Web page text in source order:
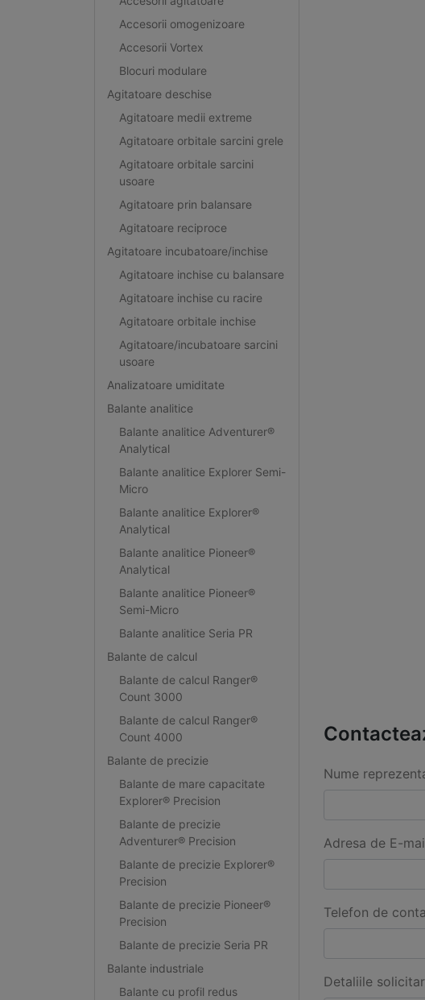
Accesorii omogenizoare
Accesorii Vortex
Blocuri modulare
Agitatoare deschise
Agitatoare medii extreme
Agitatoare orbitale sarcini grele
Agitatoare orbitale sarcini
usoare
Agitatoare prin balansare
Agitatoare reciproce
Agitatoare incubatoare/inchise
Agitatoare inchise cu balansare
Agitatoare inchise cu racire
Agitatoare orbitale inchise
Agitatoare/incubatoare sarcini
usoare
Analizatoare umiditate
Balante analitice
Balante analitice Adventurer®
Analytical
Balante analitice Explorer Semi-
Micro
Balante analitice Explorer®
Analytical
Balante analitice Pioneer®
Analytical
Balante analitice Pioneer®
Semi-Micro
Balante analitice Seria PR
Balante de calcul
Balante de calcul Ranger®
Count 3000
Balante de calcul Ranger®
Count 4000
Balante de precizie
Balante de mare capacitate
Explorer® Precision
Balante de precizie
Adventurer® Precision
Balante de precizie Explorer®
Precision
Balante de precizie Pioneer®
Precision
Balante de precizie Seria PR
Balante industriale
Balante cu profil redus
Nume
Adresa de E-
Telefon de
Detaliile